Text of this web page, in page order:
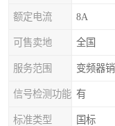
额定电流 8A
可售卖地 全国
服务范围 变频器
信号检测功能 有
标准类型 国标